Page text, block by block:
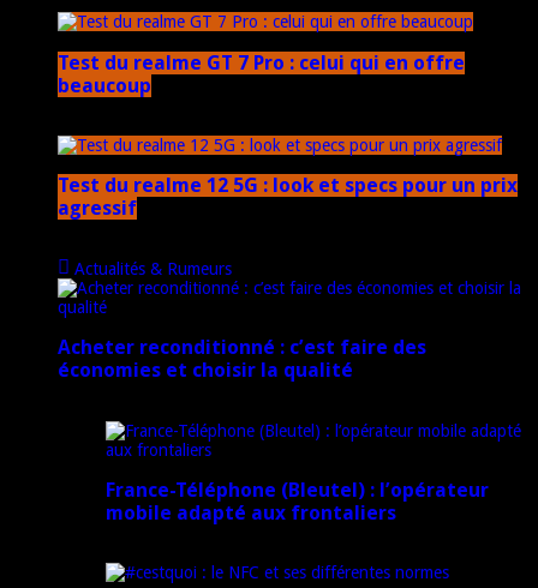
Test du realme GT 7 Pro : celui qui en offre
beaucoup
Test du realme 12 5G : look et specs pour un prix
agressif
Actualités & Rumeurs
Acheter reconditionné : c’est faire des
économies et choisir la qualité
France-Téléphone (Bleutel) : l’opérateur
mobile adapté aux frontaliers